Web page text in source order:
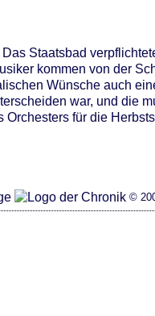
Staatsbad
kommen von der
Wünsche auch
war, und die
für die
©